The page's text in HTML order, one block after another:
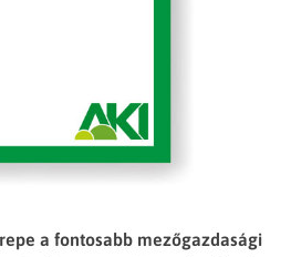
a fontosabb mezőgazdasági